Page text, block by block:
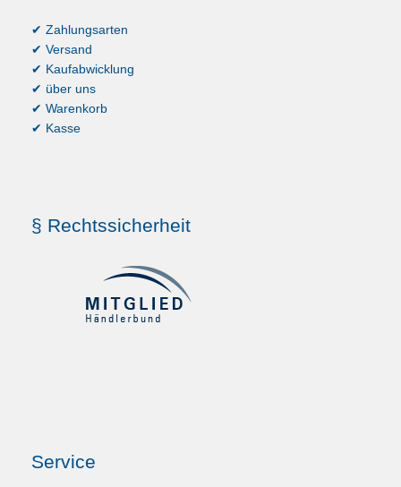
✔ Zahlungsarten
✔ Versand
✔ Kaufabwicklung
✔ über uns
✔ Warenkorb
✔ Kasse
§ Rechtssicherheit
Service